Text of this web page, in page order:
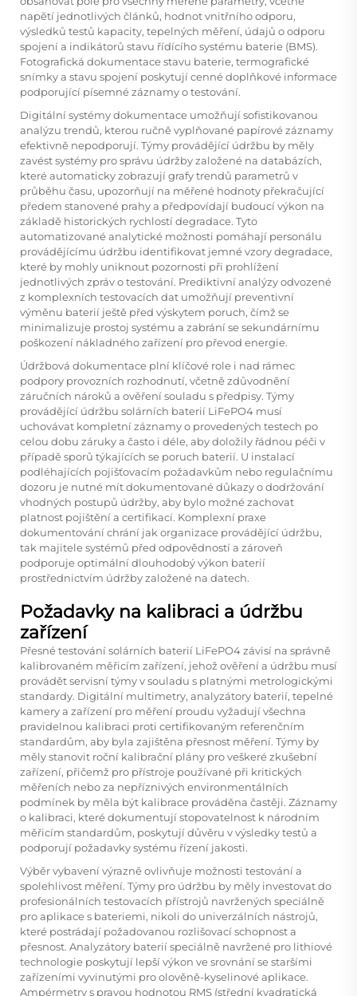
napětí jednotlivých článků, hodnot vnitřního odporu,
výsledků testů kapacity, tepelných měření, údajů o odporu
spojení a indikátorů stavu řídícího systému baterie (BMS).
Fotografická dokumentace stavu baterie, termografické
snímky a stavu spojení poskytují cenné doplňkové informace
podporující písemné záznamy o testování.
Digitální systémy dokumentace umožňují sofistikovanou
analýzu trendů, kterou ručně vyplňované papírové záznamy
efektivně nepodporují. Týmy provádějící údržbu by měly
zavést systémy pro správu údržby založené na databázích,
které automaticky zobrazují grafy trendů parametrů v
průběhu času, upozorňují na měřené hodnoty překračující
předem stanovené prahy a předpovídají budoucí výkon na
základě historických rychlostí degradace. Tyto
automatizované analytické možnosti pomáhají personálu
provádějícímu údržbu identifikovat jemné vzory degradace,
které by mohly uniknout pozornosti při prohlížení
jednotlivých zpráv o testování. Prediktivní analýzy odvozené
z komplexních testovacích dat umožňují preventivní
výměnu baterií ještě před výskytem poruch, čímž se
minimalizuje prostoj systému a zabrání se sekundárnímu
poškození nákladného zařízení pro převod energie.
Údržbová dokumentace plní klíčové role i nad rámec
podpory provozních rozhodnutí, včetně zdůvodnění
záručních nároků a ověření souladu s předpisy. Týmy
provádějící údržbu solárních baterií LiFePO4 musí
uchovávat kompletní záznamy o provedených testech po
celou dobu záruky a často i déle, aby doložily řádnou péči v
případě sporů týkajících se poruch baterií. U instalací
podléhajících pojišťovacím požadavkům nebo regulačnímu
dozoru je nutné mít dokumentované důkazy o dodržování
vhodných postupů údržby, aby bylo možné zachovat
platnost pojištění a certifikací. Komplexní praxe
dokumentování chrání jak organizace provádějící údržbu,
tak majitele systémů před odpovědností a zároveň
podporuje optimální dlouhodobý výkon baterií
prostřednictvím údržby založené na datech.
Požadavky na kalibraci a údržbu
zařízení
Přesné testování solárních baterií LiFePO4 závisí na správně
kalibrovaném měřicím zařízení, jehož ověření a údržbu musí
provádět servisní týmy v souladu s platnými metrologickými
standardy. Digitální multimetry, analyzátory baterií, tepelné
kamery a zařízení pro měření proudu vyžadují všechna
pravidelnou kalibraci proti certifikovaným referenčním
standardům, aby byla zajištěna přesnost měření. Týmy by
měly stanovit roční kalibrační plány pro veškeré zkušební
zařízení, přičemž pro přístroje používané při kritických
měřeních nebo za nepříznivých environmentálních
podmínek by měla být kalibrace prováděna častěji. Záznamy
o kalibraci, které dokumentují stopovatelnost k národním
měřicím standardům, poskytují důvěru v výsledky testů a
podporují požadavky systému řízení jakosti.
Výběr vybavení výrazně ovlivňuje možnosti testování a
spolehlivost měření. Týmy pro údržbu by měly investovat do
profesionálních testovacích přístrojů navržených speciálně
pro aplikace s bateriemi, nikoli do univerzálních nástrojů,
které postrádají požadovanou rozlišovací schopnost a
přesnost. Analyzátory baterií speciálně navržené pro lithiové
technologie poskytují lepší výkon ve srovnání se staršími
zařízeními vyvinutými pro olověně-kyselinové aplikace.
Ampérmetry s pravou hodnotou RMS (střední kvadratická